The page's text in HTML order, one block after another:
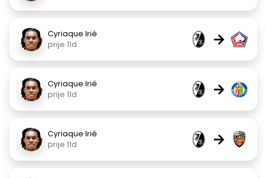
Cyriaque Irié
prije 11d
→
Cyriaque Irié
prije 11d
→
Cyriaque Irié
prije 11d
→